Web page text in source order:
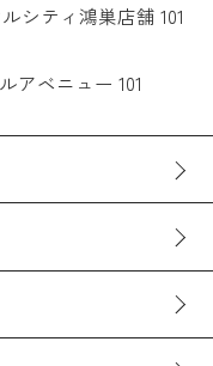
シティ鴻巣店舗 101
アベニュー 101